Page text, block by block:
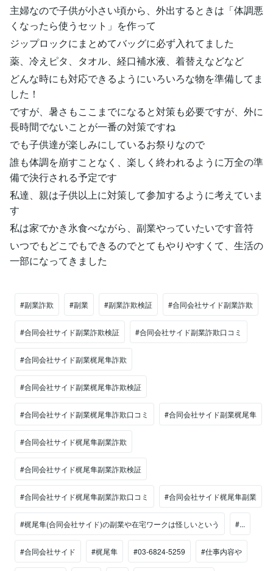
主婦なので子供が小さい頃から、外出するときは「体調悪
くなったら使うセット」を作って
ジップロックにまとめてバッグに必ず入れてました
薬、冷えピタ、タオル、経口補水液、着替えなどなど
どんな時にも対応できるようにいろいろな物を準備してま
した！
ですが、暑さもここまでになると対策も必要ですが、外に
長時間でないことが一番の対策ですね
でも子供達が楽しみにしているお祭りなので
誰も体調を崩すことなく、楽しく終われるように万全の準
備で決行される予定です
私達、親は子供以上に対策して参加するように考えていま
す
私は家でかき氷食べながら、副業やっていたいです音符
いつでもどこでもできるのでとてもやりやすくて、生活の
一部になってきました
#副業詐欺 #副業 #副業詐欺検証 #合同会社サイド副業詐欺
#合同会社サイド副業詐欺検証 #合同会社サイド副業詐欺口コミ
#合同会社サイド副業梶尾隼詐欺
#合同会社サイド副業梶尾隼詐欺検証
#合同会社サイド副業梶尾隼詐欺口コミ #合同会社サイド副業梶尾隼
#合同会社サイド梶尾隼副業詐欺
#合同会社サイド梶尾隼副業詐欺検証
#合同会社サイド梶尾隼副業詐欺口コミ #合同会社サイド梶尾隼副業
#梶尾隼(合同会社サイド)の副業や在宅ワークは怪しいという #...
#合同会社サイド #梶尾隼 #03-6824-5259 #仕事内容や